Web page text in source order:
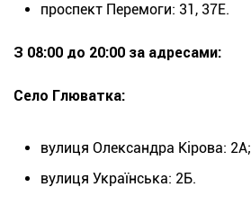
проспект Перемоги: 31, 37Е.
З 08:00 до 20:00 за адресами:
Село Глюватка:
вулиця Олександра Кірова: 2А;
вулиця Українська: 2Б.